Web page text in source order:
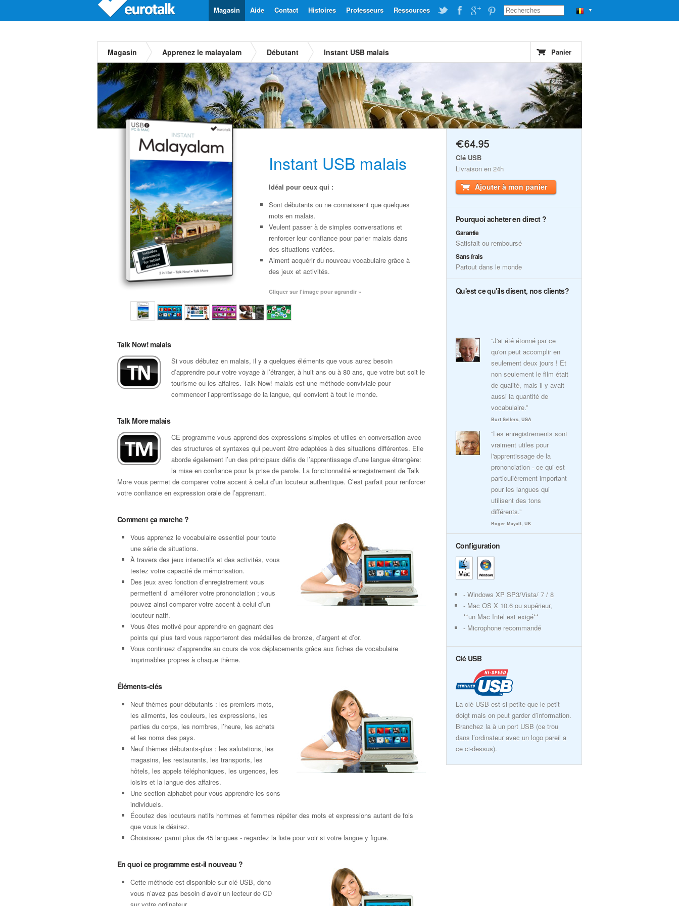
▼
Ressources
Professeurs
Histoires
Contact
Aide
Magasin
Magasin Apprenez le malayalam Débutant Instant USB malais Panier
Instant USB malais
Idéal pour ceux qui :
Sont débutants ou ne connaissent que quelques
mots en malais.
Veulent passer à de simples conversations et
renforcer leur confiance pour parler malais dans
des situations variées.
Aiment acquérir du nouveau vocabulaire grâce à
des jeux et activités.
Cliquer sur l'image pour agrandir »
Talk Now! malais
Si vous débutez en malais, il y a quelques éléments que vous aurez besoin
d’apprendre pour votre voyage à l’étranger, à huit ans ou à 80 ans, que votre but soit le
tourisme ou les affaires. Talk Now! malais est une méthode conviviale pour
commencer l’apprentissage de la langue, qui convient à tout le monde.
Talk More malais
CE programme vous apprend des expressions simples et utiles en conversation avec
des structures et syntaxes qui peuvent être adaptées à des situations différentes. Elle
aborde également l’un des principaux défis de l’apprentissage d’une langue étrangère:
la mise en confiance pour la prise de parole. La fonctionnalité enregistrement de Talk
More vous permet de comparer votre accent à celui d’un locuteur authentique. C’est parfait pour renforcer
votre confiance en expression orale de l’apprenant.
Comment ça marche ?
Vous apprenez le vocabulaire essentiel pour toute
une série de situations.
À travers des jeux interactifs et des activités, vous
testez votre capacité de mémorisation.
Des jeux avec fonction d’enregistrement vous
permettent d’ améliorer votre prononciation ; vous
pouvez ainsi comparer votre accent à celui d’un
locuteur natif.
Vous êtes motivé pour apprendre en gagnant des
points qui plus tard vous rapporteront des médailles de bronze, d’argent et d’or.
Vous continuez d’apprendre au cours de vos déplacements grâce aux fiches de vocabulaire
imprimables propres à chaque thème.
Éléments-clés
Neuf thèmes pour débutants : les premiers mots,
les aliments, les couleurs, les expressions, les
parties du corps, les nombres, l’heure, les achats
et les noms des pays.
Neuf thèmes débutants-plus : les salutations, les
magasins, les restaurants, les transports, les
hôtels, les appels téléphoniques, les urgences, les
loisirs et la langue des affaires.
Une section alphabet pour vous apprendre les sons
individuels.
Écoutez des locuteurs natifs hommes et femmes répéter des mots et expressions autant de fois
que vous le désirez.
Choisissez parmi plus de 45 langues - regardez la liste pour voir si votre langue y figure.
En quoi ce programme est-il nouveau ?
Cette méthode est disponible sur clé USB, donc
vous n’avez pas besoin d’avoir un lecteur de CD
€64.95
Clé USB
Livraison en 24h
Ajouter à mon panier
Pourquoi acheter en direct ?
Garantie
Satisfait ou remboursé
Sans frais
Partout dans le monde
Qu'est ce qu'ils disent, nos clients?
“J'ai été étonné par ce
qu'on peut accomplir en
seulement deux jours ! Et
non seulement le film était
de qualité, mais il y avait
aussi la quantité de
vocabulaire.”
Burt Sellers, USA
“Les enregistrements sont
vraiment utiles pour
l'apprentissage de la
prononciation - ce qui est
particulièrement important
pour les langues qui
utilisent des tons
différents.”
Roger Mayall, UK
Configuration
- Windows XP SP3/Vista/ 7 / 8
- Mac OS X 10.6 ou supérieur,
**un Mac Intel est exigé**
- Microphone recommandé
Clé USB
La clé USB est si petite que le petit
doigt mais on peut garder d’information.
Branchez la à un port USB (ce trou
dans l’ordinateur avec un logo pareil a
ce ci-dessus).